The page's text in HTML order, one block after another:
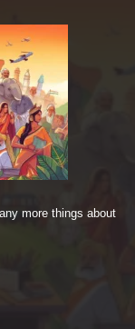
more things about